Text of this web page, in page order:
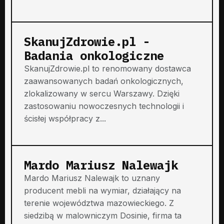
SkanujZdrowie.pl -
Badania onkologiczne
SkanujZdrowie.pl to renomowany dostawca
zaawansowanych badań onkologicznych,
zlokalizowany w sercu Warszawy. Dzięki
zastosowaniu nowoczesnych technologii i
ścisłej współpracy z...
Mardo Mariusz Nalewajk
Mardo Mariusz Nalewajk to uznany
producent mebli na wymiar, działający na
terenie województwa mazowieckiego. Z
siedzibą w malowniczym Dosinie, firma ta